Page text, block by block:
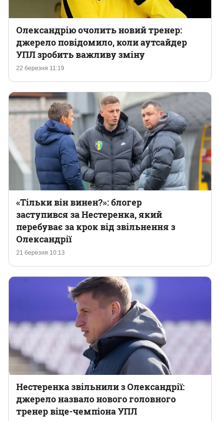
22 березня 11:19
Олександрію очолить новий тренер:
джерело повідомило, коли аутсайдер
УПЛ зробить важливу зміну
21 березня 10:13
«Тільки він винен?»: блогер
заступився за Нестеренка, який
перебуває за крок від звільнення з
Олександрії
Нестеренка звільнили з Олександрії:
джерело назвало нового головного
тренер віце-чемпіона УПЛ